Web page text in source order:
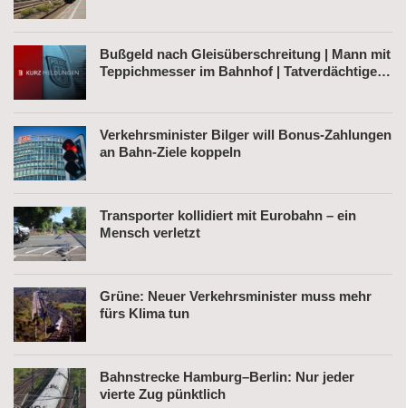
Bußgeld nach Gleisüberschreitung | Mann mit
Teppichmesser im Bahnhof | Tatverdächtiger
Verkehrsminister Bilger will Bonus-Zahlungen
an Bahn-Ziele koppeln
Transporter kollidiert mit Eurobahn – ein
Mensch verletzt
Grüne: Neuer Verkehrsminister muss mehr
fürs Klima tun
Bahnstrecke Hamburg–Berlin: Nur jeder
vierte Zug pünktlich